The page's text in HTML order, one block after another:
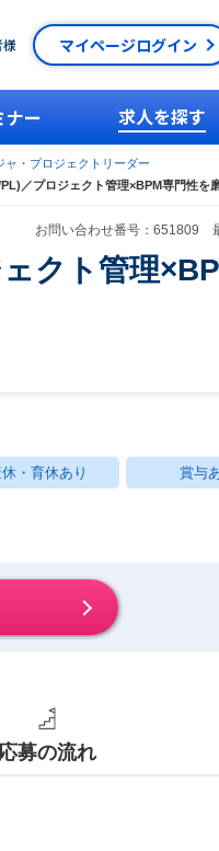
マイページログイン
ー 求人を探す
ャ・プロジェクトリーダー
／プロジェクト管理×BPM専門性を
お問い合わせ番号：651809
クト管理
休・育休あり 賞与
応募の流れ